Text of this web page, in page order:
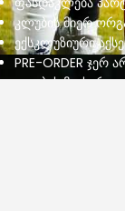
კლუბის მიერ
ექსკლუზიური
PRE-ORDER
კლუბის მაისური